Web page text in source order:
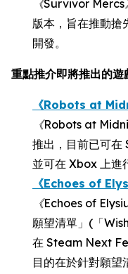
《Survivor Mercs
版本，旨在推動搶
開發。
重點推介即將推出的遊
《Robots at
《Robots at
推出，目前已可在
並可在 Xbox 上進
《Echoes of
《Echoes of
願望清單」(「
在 Steam Next
目的在於針對願望